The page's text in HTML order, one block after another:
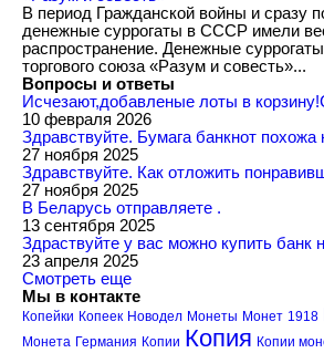
В период Гражданской войны и сразу
денежные суррогаты в СССР имели
распространение. Денежные
торгового союза «Разум и совесть»...
Вопросы и ответы
Исчезают,добавленые лоты в
10 февраля 2026
Здравствуйте. Бумага банкнот похожа
27 ноября 2025
Здравствуйте. Как отложить
27 ноября 2025
В Беларусь отправляете .
13 сентября 2025
Здраствуйте у вас можно купить банк
23 апреля 2025
Смотреть еще
Мы в контакте
Копейки Копеек Новодел Монеты Монет 1918
Монета Германия Копии Копия Копии